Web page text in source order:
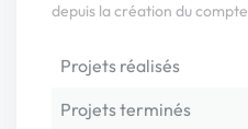
depuis la création du compte
Projets réalisés
Projets terminés